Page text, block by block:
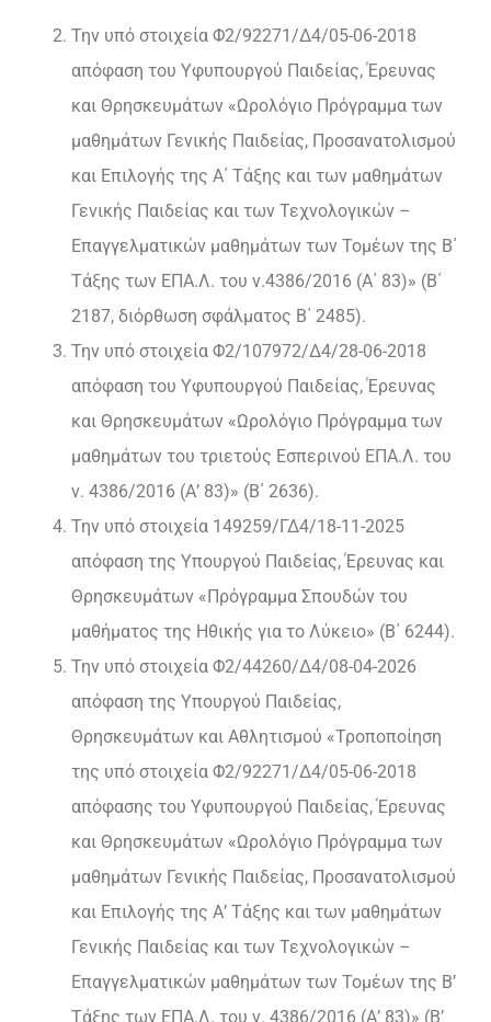
Την υπό στοιχεία Φ2/92271/Δ4/05-06-2018
απόφαση του Υφυπουργού Παιδείας, Έρευνας
και Θρησκευμάτων «Ωρολόγιο Πρόγραμμα των
μαθημάτων Γενικής Παιδείας, Προσανατολισμού
και Επιλογής της Α΄ Τάξης και των μαθημάτων
Γενικής Παιδείας και των Τεχνολογικών –
Επαγγελματικών μαθημάτων των Τομέων της Β΄
Τάξης των ΕΠΑ.Λ. του ν.4386/2016 (Α΄ 83)» (Β΄
2187, διόρθωση σφάλματος Β΄ 2485).
Την υπό στοιχεία Φ2/107972/Δ4/28-06-2018
απόφαση του Υφυπουργού Παιδείας, Έρευνας
και Θρησκευμάτων «Ωρολόγιο Πρόγραμμα των
μαθημάτων του τριετούς Εσπερινού ΕΠΑ.Λ. του
ν. 4386/2016 (Α’ 83)» (Β΄ 2636).
Την υπό στοιχεία 149259/ΓΔ4/18-11-2025
απόφαση της Υπουργού Παιδείας, Έρευνας και
Θρησκευμάτων «Πρόγραμμα Σπουδών του
μαθήματος της Ηθικής για το Λύκειο» (Β΄ 6244).
Την υπό στοιχεία Φ2/44260/Δ4/08-04-2026
απόφαση της Υπουργού Παιδείας,
Θρησκευμάτων και Αθλητισμού «Τροποποίηση
της υπό στοιχεία Φ2/92271/Δ4/05-06-2018
απόφασης του Υφυπουργού Παιδείας, Έρευνας
και Θρησκευμάτων «Ωρολόγιο Πρόγραμμα των
μαθημάτων Γενικής Παιδείας, Προσανατολισμού
και Επιλογής της Α’ Τάξης και των μαθημάτων
Γενικής Παιδείας και των Τεχνολογικών –
Επαγγελματικών μαθημάτων των Τομέων της Β’
Τάξης των ΕΠΑ.Λ. του ν. 4386/2016 (Α’ 83)» (Β’